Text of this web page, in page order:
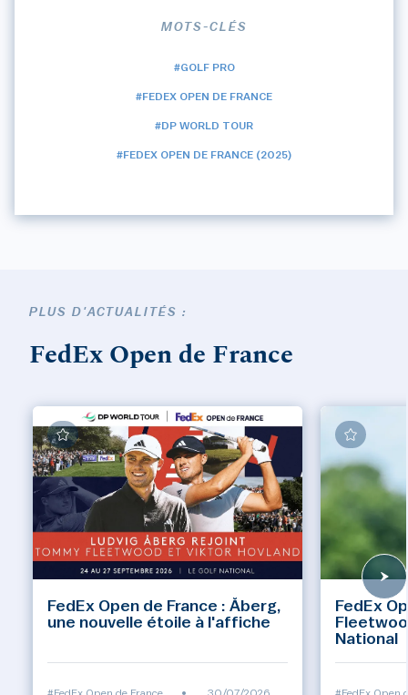
MOTS-CLÉS
#GOLF PRO
#FEDEX OPEN DE FRANCE
#DP WORLD TOUR
#FEDEX OPEN DE FRANCE (2025)
PLUS D'ACTUALITÉS :
FedEx Open de France
FedEx Open de France : Åberg,
une nouvelle étoile à l'affiche
FedEx
National